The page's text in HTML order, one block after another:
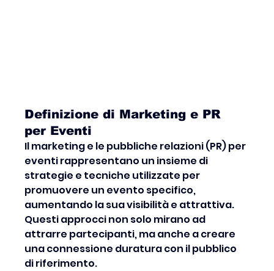
Definizione di Marketing e PR
per Eventi
Il marketing e le pubbliche relazioni (PR) per
eventi rappresentano un insieme di
strategie e tecniche utilizzate per
promuovere un evento specifico,
aumentando la sua visibilità e attrattiva.
Questi approcci non solo mirano ad
attrarre partecipanti, ma anche a creare
una connessione duratura con il pubblico
di riferimento.